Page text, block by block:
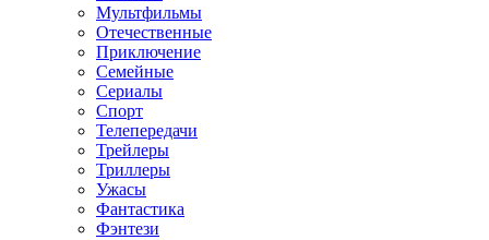
Мультфильмы
Отечественные
Приключение
Семейные
Сериалы
Спорт
Телепередачи
Трейлеры
Триллеры
Ужасы
Фантастика
Фэнтези